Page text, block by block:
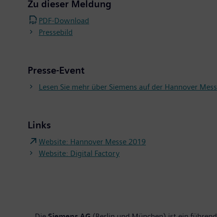
Zu dieser Meldung
PDF-Download
Pressebild
Presse-Event
Lesen Sie mehr über Siemens auf der Hannover
Links
Website: Hannover Messe 2019
Website: Digital Factory